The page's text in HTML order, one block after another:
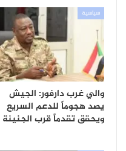
سياسية
والي غرب دارفور: الجيش
يصد هجوماً للدعم السريع
ويحقق تقدماً قرب الجنينة